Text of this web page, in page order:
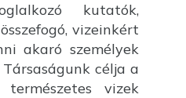
kutatók,
vizeinkért
akaró személyek
célja a
természetes vizek